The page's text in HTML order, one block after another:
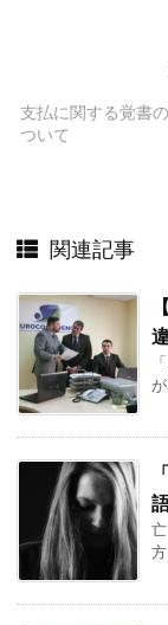
支払に関する覚書
ついて
関連記事